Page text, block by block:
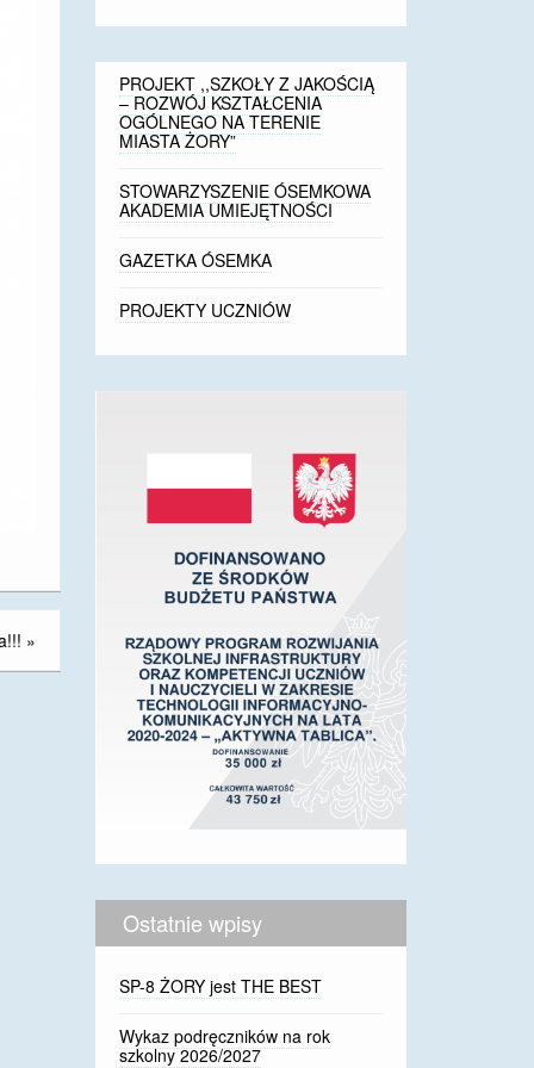
»
PROJEKT ,,SZKOŁY Z JAKOŚCIĄ
– ROZWÓJ KSZTAŁCENIA
OGÓLNEGO NA TERENIE
MIASTA ŻORY”
STOWARZYSZENIE ÓSEMKOWA
AKADEMIA UMIEJĘTNOŚCI
GAZETKA ÓSEMKA
PROJEKTY UCZNIÓW
Ostatnie wpisy
SP-8 ŻORY jest THE BEST
Wykaz podręczników na rok
szkolny 2026/2027